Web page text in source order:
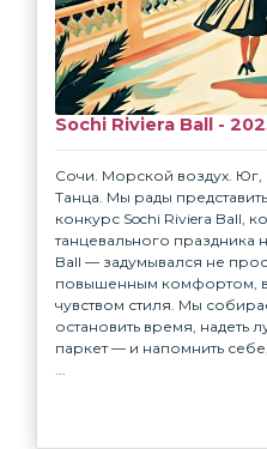
Sochi Riviera Ball -
Сочи. Морской воздух. Юг,
Танца.⁣ ⁣Мы рады
конкурс Sochi Riviera Ball,
танцевального праздника
Ball — задумывался не
повышенным комфортом,
чувством стиля. Мы
остановить время, надеть
паркет — и напомнить